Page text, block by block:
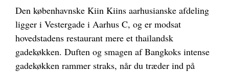
Den københavnske Kiin Kiins aarhusianske afdeling
ligger i Vestergade i Aarhus C, og er modsat
hovedstadens restaurant mere et thailandsk
gadekøkken. Duften og smagen af Bangkoks intense
gadekøkken rammer straks, når du træder ind på